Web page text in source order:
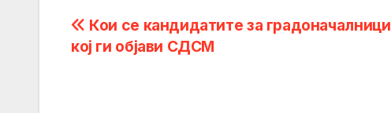
Post
navigation
Кои се кандидатите за градоначалници
кој ги објави СДСМ